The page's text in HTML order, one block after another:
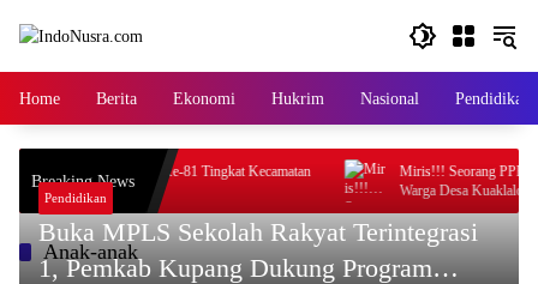
Home Berita Ekonomi Hukrim Nasional Pendidikan
Breaking News
Perayaan HUT RI Ke-81 Tingkat Kecamatan
Miris!!! Seorang PPPK,
Warga Desa Kuaklalo
Anak-anak
Pendidikan
Buka MPLS Sekolah Rakyat Terintegrasi
1, Pemkab Kupang Dukung Program